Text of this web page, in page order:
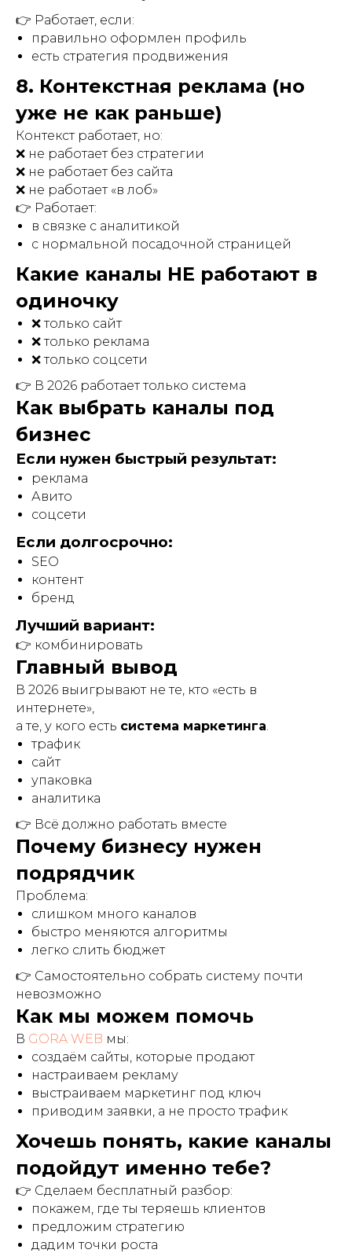
👉 Работает, если:
правильно оформлен профиль
есть стратегия продвижения
8. Контекстная реклама (но
уже не как раньше)
Контекст работает, но:
❌ не работает без стратегии
❌ не работает без сайта
❌ не работает «в лоб»
👉 Работает:
в связке с аналитикой
с нормальной посадочной страницей
Какие каналы НЕ работают в
одиночку
❌ только сайт
❌ только реклама
❌ только соцсети
👉 В 2026 работает только система
Как выбрать каналы под
бизнес
Если нужен быстрый результат:
реклама
Авито
соцсети
Если долгосрочно:
SEO
контент
бренд
Лучший вариант:
👉 комбинировать
Главный вывод
В 2026 выигрывают не те, кто «есть в
интернете»,
а те, у кого есть система маркетинга.
трафик
сайт
упаковка
аналитика
👉 Всё должно работать вместе
Почему бизнесу нужен
подрядчик
Проблема:
слишком много каналов
быстро меняются алгоритмы
легко слить бюджет
👉 Самостоятельно собрать систему почти
невозможно
Как мы можем помочь
В GORA WEB мы:
создаём сайты, которые продают
настраиваем рекламу
выстраиваем маркетинг под ключ
приводим заявки, а не просто трафик
Хочешь понять, какие каналы
подойдут именно тебе?
👉 Сделаем бесплатный разбор:
покажем, где ты теряешь клиентов
предложим стратегию
дадим точки роста